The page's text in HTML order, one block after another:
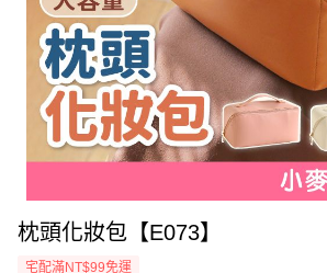
枕頭化妝包【E073】
宅配滿NT$99免運